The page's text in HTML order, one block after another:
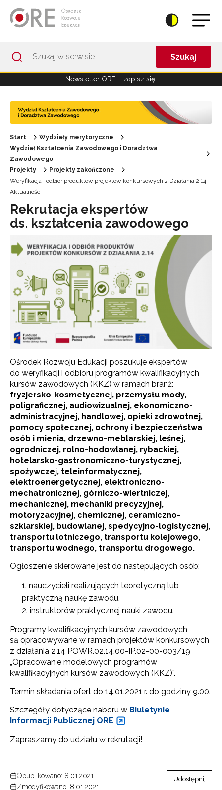
Szukaj
Newsletter ORE – zapisz się!
Start
Wydziały merytoryczne
Wydział Kształcenia Zawodowego i Doradztwa
Zawodowego
Projekty
Projekty zakończone
Weryfikacja i odbiór produktów projektów konkursowych z Działania 2.14 –
Aktualności
Rekrutacja ekspertów
ds. kształcenia zawodowego
Ośrodek Rozwoju Edukacji poszukuje ekspertów
do weryfikacji i odbioru programów kwalifikacyjnych
kursów zawodowych (KKZ) w ramach branż:
fryzjersko-kosmetycznej, przemysłu mody,
poligraficznej, audiowizualnej, ekonomiczno-
administracyjnej, handlowej, opieki zdrowotnej,
pomocy społecznej, ochrony i bezpieczeństwa
osób i mienia, drzewno-meblarskiej, leśnej,
ogrodniczej, rolno-hodowlanej, rybackiej,
hotelarsko-gastronomiczno-turystycznej,
spożywczej, teleinformatycznej,
elektroenergetycznej, elektroniczno-
mechatronicznej, górniczo-wiertniczej,
mechanicznej, mechaniki precyzyjnej,
motoryzacyjnej, chemicznej, ceramiczno-
szklarskiej, budowlanej, spedycyjno-logistycznej,
transportu lotniczego, transportu kolejowego,
transportu wodnego, transportu drogowego.
Ogłoszenie skierowane jest do następujących osób:
nauczycieli realizujących teoretyczną lub
praktyczną naukę zawodu,
instruktorów praktycznej nauki zawodu.
Programy kwalifikacyjnych kursów zawodowych
są opracowywane w ramach projektów konkursowych
z działania 2.14 POWR.02.14.00-IP.02-00-003/19
„Opracowanie modelowych programów
kwalifikacyjnych kursów zawodowych (KKZ)”.
Termin składania ofert do 14.01.2021 r. do godziny 9.00.
Szczegóły dotyczące naboru w Biuletynie
Informacji Publicznej ORE
Zapraszamy do udziału w rekrutacji!
Opublikowano: 8.01.2021
Zmodyfikowano: 8.01.2021
Udostępnij